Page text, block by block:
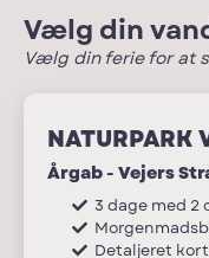
Vælg din
Vælg din ferie for at
NATURPARK
Årgab - Vejers
3 dage med
Detaljeret